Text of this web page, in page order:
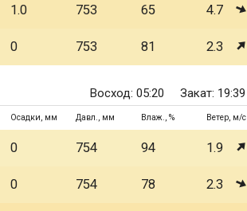
1.0 753 65 4.7
0 753 81 2.3
Восход: 05:20 Закат: 19:39
Осадки, мм Давл., мм Влаж., % Ветер, м/с
0 754 94 1.9
0 754 78 2.3